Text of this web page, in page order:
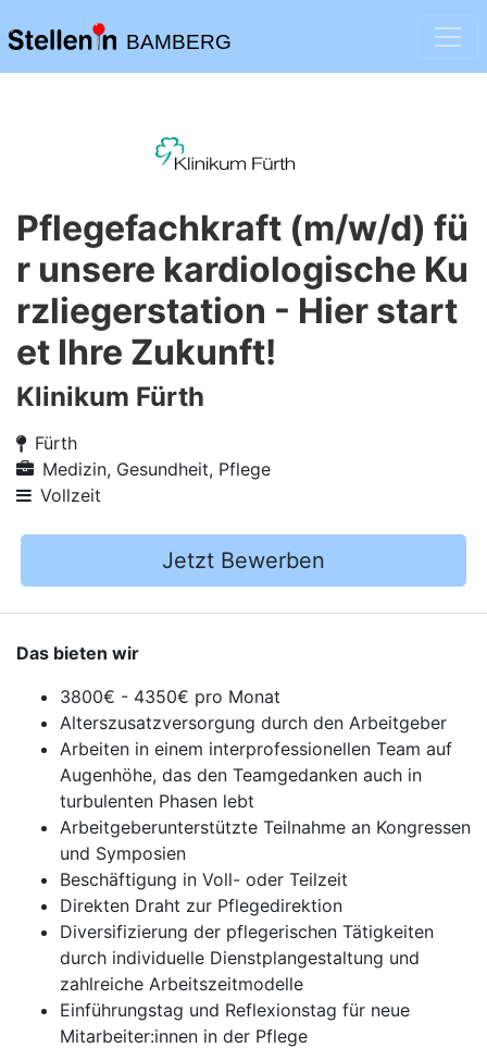
BAMBERG
Pflegefachkraft (m/w/d) fü
r unsere kardiologische Ku
rzliegerstation - Hier start
et Ihre Zukunft!
Klinikum Fürth
Fürth
Medizin, Gesundheit, Pflege
Vollzeit
Jetzt Bewerben
Das bieten wir
3800€ - 4350€ pro Monat
Alterszusatzversorgung durch den Arbeitgeber
Arbeiten in einem interprofessionellen Team auf
Augenhöhe, das den Teamgedanken auch in
turbulenten Phasen lebt
Arbeitgeberunterstützte Teilnahme an Kongressen
und Symposien
Beschäftigung in Voll- oder Teilzeit
Direkten Draht zur Pflegedirektion
Diversifizierung der pflegerischen Tätigkeiten
durch individuelle Dienstplangestaltung und
zahlreiche Arbeitszeitmodelle
Einführungstag und Reflexionstag für neue
Mitarbeiter:innen in der Pflege